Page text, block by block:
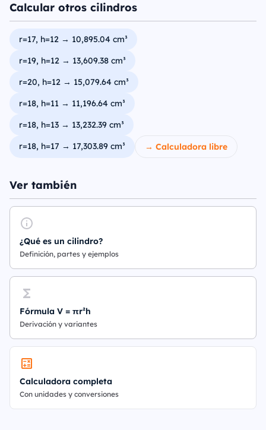
Calcular otros cilindros
r=17, h=12 → 10,895.04 cm³
r=19, h=12 → 13,609.38 cm³
r=20, h=12 → 15,079.64 cm³
r=18, h=11 → 11,196.64 cm³
r=18, h=13 → 13,232.39 cm³
r=18, h=17 → 17,303.89 cm³
→ Calculadora libre
Ver también
¿Qué es un cilindro?
Definición, partes y ejemplos
Fórmula V = πr²h
Derivación y variantes
Calculadora completa
Con unidades y conversiones